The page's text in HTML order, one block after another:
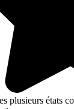
plusieurs états